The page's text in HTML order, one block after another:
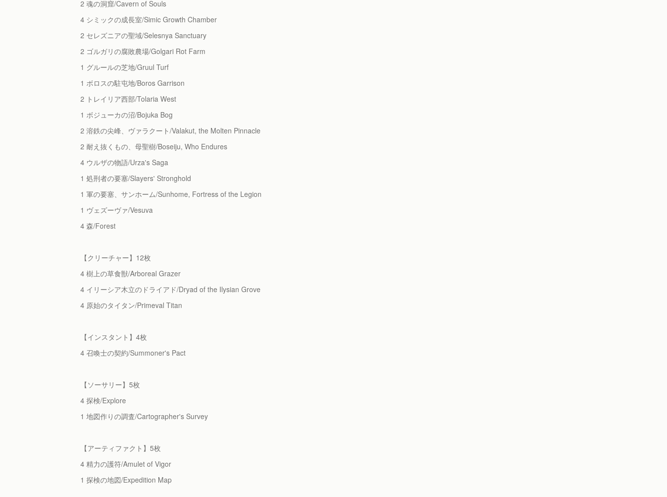
2 魂の洞窟/Cavern of Souls
4 シミックの成長室/Simic Growth Chamber
2 セレズニアの聖域/Selesnya Sanctuary
2 ゴルガリの腐敗農場/Golgari Rot Farm
1 グルールの芝地/Gruul Turf
1 ボロスの駐屯地/Boros Garrison
2 トレイリア西部/Tolaria West
1 ボジューカの沼/Bojuka Bog
2 溶鉄の尖峰、ヴァラクート/Valakut, the Molten Pinnacle
2 耐え抜くもの、母聖樹/Boseiju, Who Endures
4 ウルザの物語/Urza's Saga
1 処刑者の要塞/Slayers' Stronghold
1 軍の要塞、サンホーム/Sunhome, Fortress of the Legion
1 ヴェズーヴァ/Vesuva
4 森/Forest
【クリーチャー】12枚
4 樹上の草食獣/Arboreal Grazer
4 イリーシア木立のドライアド/Dryad of the Ilysian Grove
4 原始のタイタン/Primeval Titan
【インスタント】4枚
4 召喚士の契約/Summoner's Pact
【ソーサリー】5枚
4 探検/Explore
1 地図作りの調査/Cartographer's Survey
【アーティファクト】5枚
4 精力の護符/Amulet of Vigor
1 探検の地図/Expedition Map